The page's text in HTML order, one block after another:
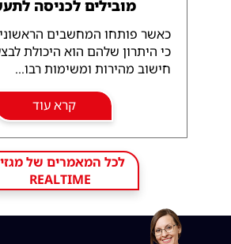
מובילים לכניסה
כאשר פותחו המחשבים
כי היתרון שלהם הוא היכולת
חישוב מהירות ומשימות רבו...
קרא עוד
לכל המאמרים של
REALTIME